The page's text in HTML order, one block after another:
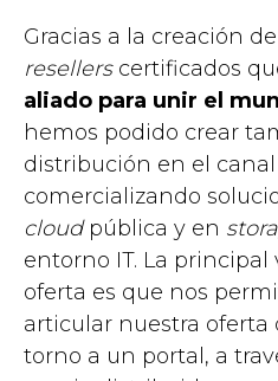
Gracias a la creación
resellers certificados
aliado para unir el
hemos podido crear
distribución en el
comercializando
cloud pública y en
entorno IT. La principal
oferta es que nos
articular nuestra oferta
torno a un portal, a